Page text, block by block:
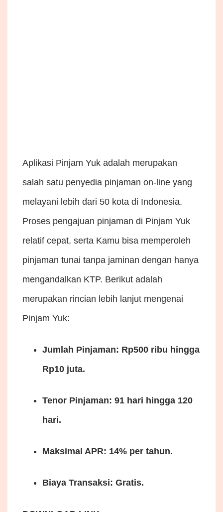
Aplikasi Pinjam Yuk adalah merupakan
salah satu penyedia pinjaman on-line yang
melayani lebih dari 50 kota di Indonesia.
Proses pengajuan pinjaman di Pinjam Yuk
relatif cepat, serta Kamu bisa memperoleh
pinjaman tunai tanpa jaminan dengan hanya
mengandalkan KTP. Berikut adalah
merupakan rincian lebih lanjut mengenai
Pinjam Yuk:
Jumlah Pinjaman: Rp500 ribu hingga
Rp10 juta.
Tenor Pinjaman: 91 hari hingga 120
hari.
Maksimal APR: 14% per tahun.
Biaya Transaksi: Gratis.